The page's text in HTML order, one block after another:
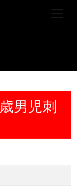
男児刺